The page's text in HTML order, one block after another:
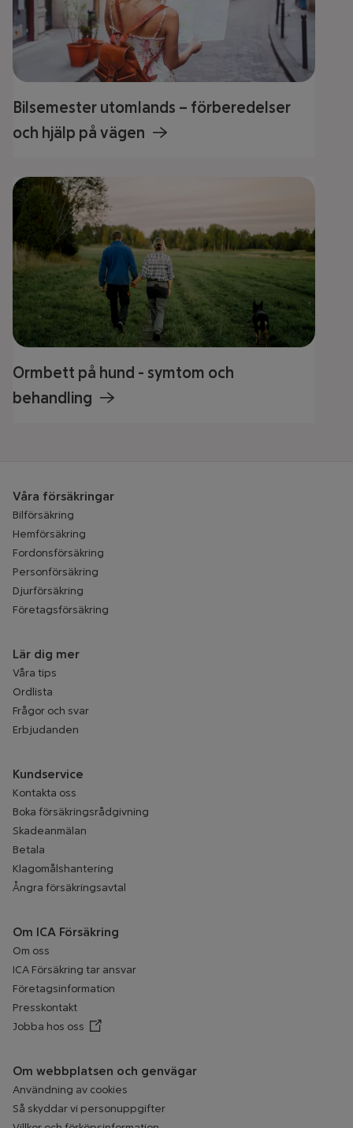
Bilsemester utomlands – förberedelser
och hjälp på vägen
Ormbett på hund - symtom och
behandling
Våra försäkringar
Bilförsäkring
Hemförsäkring
Fordonsförsäkring
Personförsäkring
Djurförsäkring
Företagsförsäkring
Lär dig mer
Våra tips
Ordlista
Frågor och svar
Erbjudanden
Kundservice
Kontakta oss
Boka försäkringsrådgivning
Skadeanmälan
Betala
Klagomålshantering
Ångra försäkringsavtal
Om ICA Försäkring
Om oss
ICA Försäkring tar ansvar
Företagsinformation
Presskontakt
Jobba hos oss Öppnar annan webbplats
Om webbplatsen och genvägar
Användning av cookies
Så skyddar vi personuppgifter